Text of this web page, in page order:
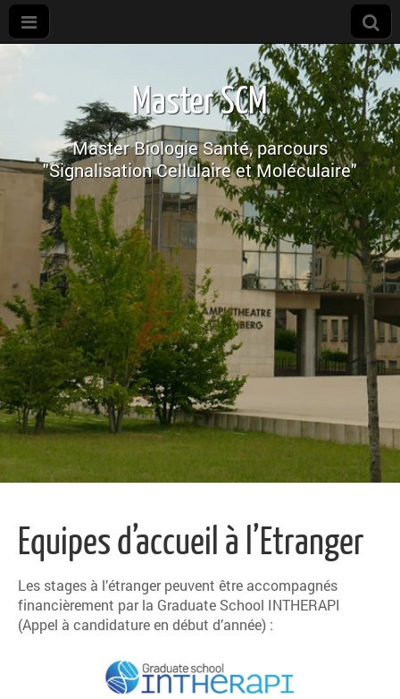
M2R
Master SCM
Master Biologie Santé, parcours
"Signalisation Cellulaire et Moléculaire"
Equipes d’accueil à l’Etranger
Les stages à l’étranger peuvent être accompagnés
financièrement par la Graduate School INTHERAPI
(Appel à candidature en début d’année) :